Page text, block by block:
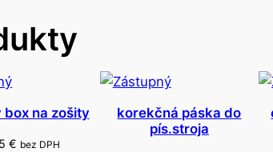
box na zošity
€ bez DPH
korekčná páska do
pís.stroja